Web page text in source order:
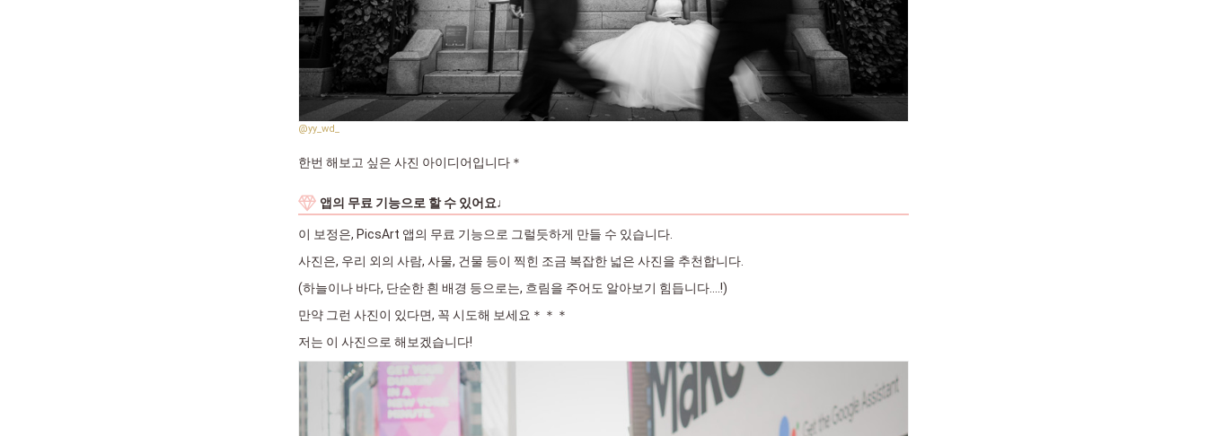
@yy_wd_
한번 해보고 싶은 사진 아이디어입니다＊
앱의 무료 기능으로 할 수 있어요♩
이 보정은, PicsArt 앱의 무료 기능으로 그럴듯하게 만들 수 있습니다.
사진은, 우리 외의 사람, 사물, 건물 등이 찍힌 조금 복잡한 넓은 사진을 추천합니다.
(하늘이나 바다, 단순한 흰 배경 등으로는, 흐림을 주어도 알아보기 힘듭니다....!)
만약 그런 사진이 있다면, 꼭 시도해 보세요＊＊＊
저는 이 사진으로 해보겠습니다!